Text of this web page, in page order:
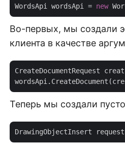
WordsApi wordsApi = new
Во-первых, мы создали
клиента в качестве
CreateDocumentRequest
Теперь мы создали
DrawingObjectInsert